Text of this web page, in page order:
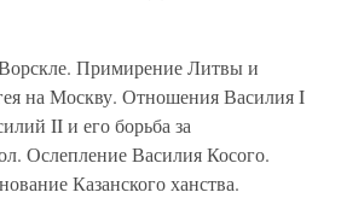
Примирение Литвы и
на Москву. Отношения Василия I
II и его борьба за
Ослепление Василия Косого.
Казанского ханства.